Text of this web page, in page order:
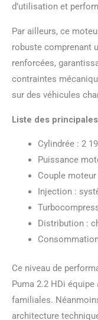
d’utilisation et
Par ailleurs, ce moteur se distingue par une architecture
robuste comprenant
renforcées,
contraintes
sur des véhicules
Liste des
Cylindrée : 2
Puissance
Couple
Injection :
Distribution :
Ce niveau de performances moteur explique pourquoi le
Puma 2.2 HDi
familiales.
architecture